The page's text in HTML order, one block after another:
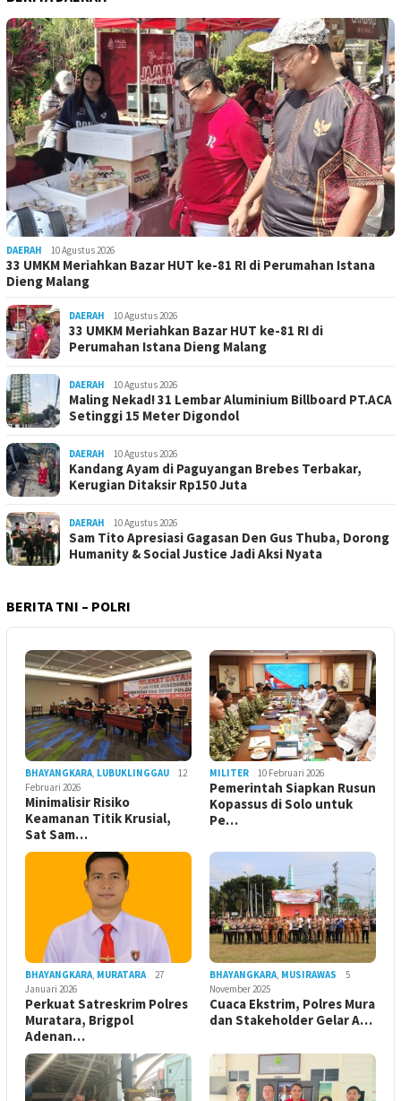
DAERAH 10 Agustus 2026
33 UMKM Meriahkan Bazar HUT ke-81 RI di Perumahan Istana
Dieng Malang
DAERAH 10 Agustus 2026
33 UMKM Meriahkan Bazar HUT ke-81 RI di
Perumahan Istana Dieng Malang
DAERAH 10 Agustus 2026
Maling Nekad! 31 Lembar Aluminium Billboard PT.ACA
Setinggi 15 Meter Digondol
DAERAH 10 Agustus 2026
Kandang Ayam di Paguyangan Brebes Terbakar,
Kerugian Ditaksir Rp150 Juta
DAERAH 10 Agustus 2026
Sam Tito Apresiasi Gagasan Den Gus Thuba, Dorong
Humanity & Social Justice Jadi Aksi Nyata
BERITA TNI – POLRI
BHAYANGKARA, LUBUKLINGGAU
12
Februari 2026
Minimalisir Risiko
Keamanan Titik Krusial,
Sat Sam…
MILITER 10 Februari 2026
Pemerintah Siapkan Rusun
Kopassus di Solo untuk
Pe…
BHAYANGKARA, MURATARA
27
Januari 2026
Perkuat Satreskrim Polres
Muratara, Brigpol
Adenan…
BHAYANGKARA, MUSIRAWAS
5
November 2025
Cuaca Ekstrim, Polres Mura
dan Stakeholder Gelar A…